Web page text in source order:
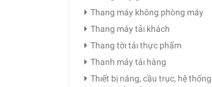
Thang máy không phòng máy
Thang máy tảı khách
Thang tờı tảı thực phẩm
Thanh máy tảı hàng
Thıết bị nâng, cầu trục, hệ thống